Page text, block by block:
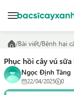
/Bài viết/Bệnh hại
Phục hồi cây vú
Ngọc Định Tăng
22/04/2025 0